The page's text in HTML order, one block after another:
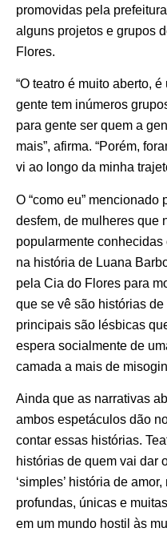
promovidas pela
alguns projetos e grupos
Flores.
“O teatro é muito aberto,
gente tem inúmeros
para gente ser quem a
mais”, afirma. “Porém,
vi ao longo da minha
O “como eu”
desfem, de mulheres que
popularmente conhecidas
na história de Luana
pela Cia do Flores para
que se vê são histórias
principais são lésbicas
espera socialmente de
camada a mais de
Ainda que as narrativas
ambos espetáculos dão
contar essas histórias.
histórias de quem vai dar
‘simples’ história de
profundas, únicas e
em um mundo hostil às